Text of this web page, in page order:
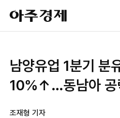
아
주
경
남양유업 1분기 분
10%↑…동남아 공
조재형 기자